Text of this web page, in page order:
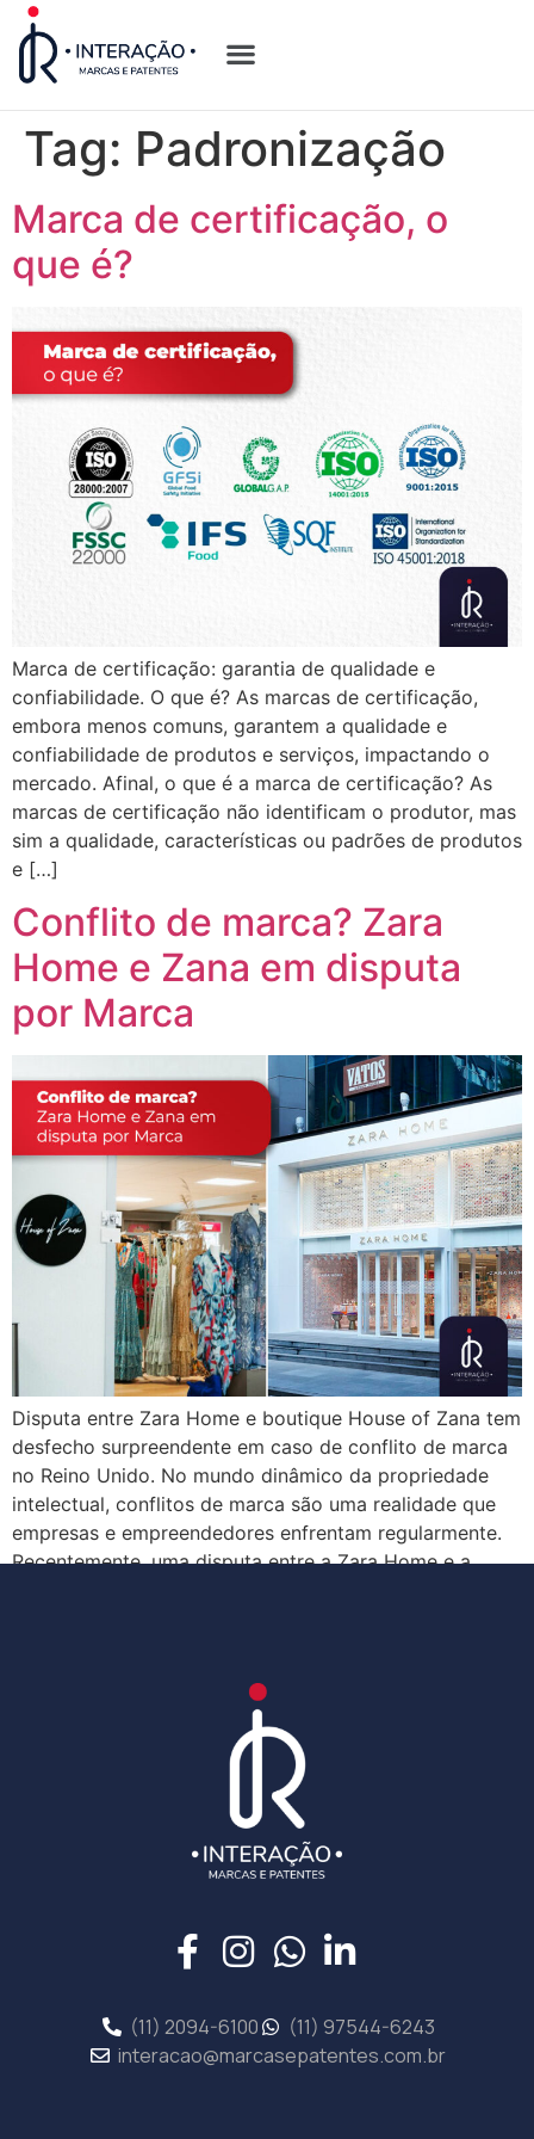
Tag: Padronização
Marca de certificação, o
que é?
Marca de certificação: garantia de qualidade e
confiabilidade. O que é? As marcas de certificação,
embora menos comuns, garantem a qualidade e
confiabilidade de produtos e serviços, impactando o
mercado. Afinal, o que é a marca de certificação? As
marcas de certificação não identificam o produtor, mas
sim a qualidade, características ou padrões de produtos
e […]
Conflito de marca? Zara
Home e Zana em disputa
por Marca
Disputa entre Zara Home e boutique House of Zana tem
desfecho surpreendente em caso de conflito de marca
no Reino Unido. No mundo dinâmico da propriedade
intelectual, conflitos de marca são uma realidade que
empresas e empreendedores enfrentam regularmente.
Recentemente, uma disputa entre a Zara Home e a
(11) 2094-6100
(11) 97544-6243
interacao@marcasepatentes.com.br